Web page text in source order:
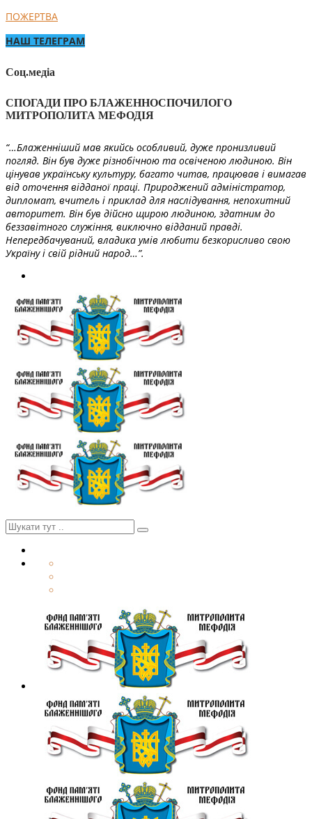
ПОЖЕРТВА
НАШ ТЕЛЕГРАМ
Соц.медіа
СПОГАДИ ПРО БЛАЖЕННОСПОЧИЛОГО
МИТРОПОЛИТА МЕФОДІЯ
“…Блаженніший мав якийсь особливий, дуже пронизливий
погляд. Він був дуже різнобічною та освіченою людиною. Він
цінував українську культуру, багато читав, працював і вимагав
від оточення відданої праці. Природжений адміністратор,
дипломат, вчитель і приклад для наслідування, непохитний
авторитет. Він був дійсно щирою людиною, здатним до
беззавітного служіння, виключно відданий правді.
Непередбачуваний, владика умів любити безкорисливо свою
Україну і свій рідний народ…”.